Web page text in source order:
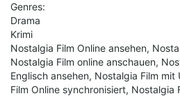
Genres:
Drama
Krimi
Nostalgia Film Online ansehen,
Nostalgia Film online anschauen,
Englisch ansehen, Nostalgia Film
Film Online synchronisiert, Nostalgia